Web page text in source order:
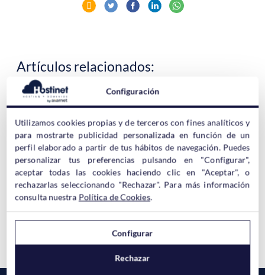
Artículos relacionados:
Duplicamos las prestaciones
Estrenamos nuevos planes y nuevo sitio web en Hostinet!
Nuevos Planes Windows de Hostinet
Newsletter Noviembre Dominios y Hosting Hostinet SL
Nuevo panel de clientes en Hostinet y modificación del IVA
Configuración
Utilizamos cookies propias y de terceros con fines analíticos y
para mostrarte publicidad personalizada en función de un
perfil elaborado a partir de tus hábitos de navegación. Puedes
personalizar tus preferencias pulsando en "Configurar",
aceptar todas las cookies haciendo clic en "Aceptar", o
rechazarlas seleccionando "Rechazar". Para más información
consulta nuestra Política de Cookies.
Configurar
Rechazar